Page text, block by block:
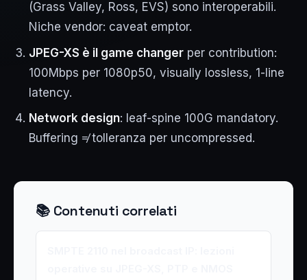
(Grass Valley, Ross, EVS) sono interoperabili.
Niche vendor: caveat emptor.
JPEG-XS è il game changer per contribution:
100Mbps per 1080p50, visually lossless, 1-line
latency.
Network design: leaf-spine 100G mandatory.
Buffering ≠ tolleranza per uncompressed.
📚 Contenuti correlati